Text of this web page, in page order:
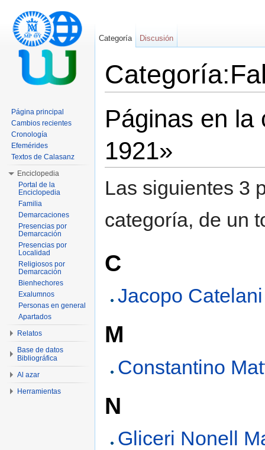
Páginas en la
1921»
Las siguientes 3
categoría, de un
C
Jacopo Catelani
M
Constantino
N
Gliceri Nonell
Categoría Discusión
Página principal
Cambios recientes
Cronología
Efemérides
Textos de Calasanz
Enciclopedia
Portal de la
Enciclopedia
Familia
Demarcaciones
Presencias por
Demarcación
Presencias por
Localidad
Religiosos por
Demarcación
Bienhechores
Exalumnos
Personas en general
Apartados
Relatos
Base de datos
Bibliográfica
Al azar
Herramientas